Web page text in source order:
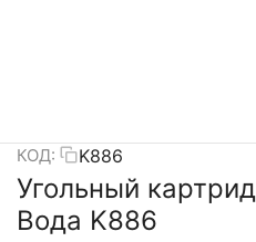
КОД: K886
Угольный
Вода K886